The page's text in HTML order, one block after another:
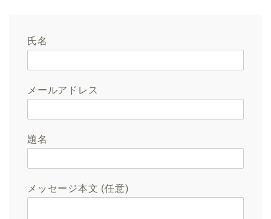
氏名
メールアドレス
題名
メッセージ本文 (任意)